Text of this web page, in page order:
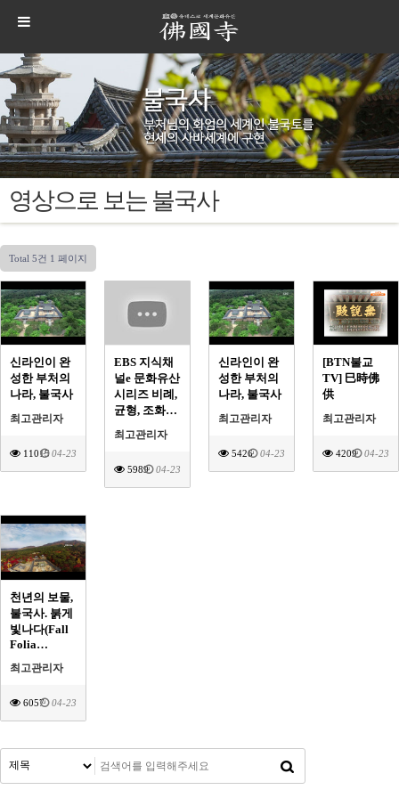
영상으로 보는 불국사
Total 5건 1 페이지
신라인이 완
성한 부처의
나라, 불국사
최고관리자
1101504-23
EBS 지식채
널e 문화유산
시리즈 비례,
균형, 조화…
최고관리자
5989 04-23
신라인이 완
성한 부처의
나라, 불국사
최고관리자
5426 04-23
[BTN불교
TV] 巳時佛
供
최고관리자
4209 04-23
천년의 보물,
불국사. 붉게
빛나다(Fall
Folia…
최고관리자
6057 04-23